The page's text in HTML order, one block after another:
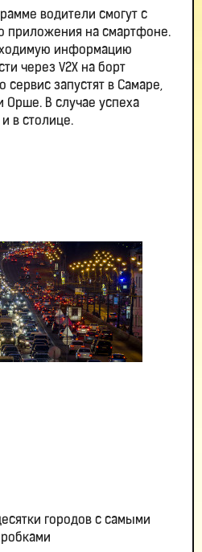
водители смогут с
приложения на смартфоне.
информацию
через V2X на борт
сервис запустят в Самаре,
Орше. В случае успеха
в столице.
городов с самыми